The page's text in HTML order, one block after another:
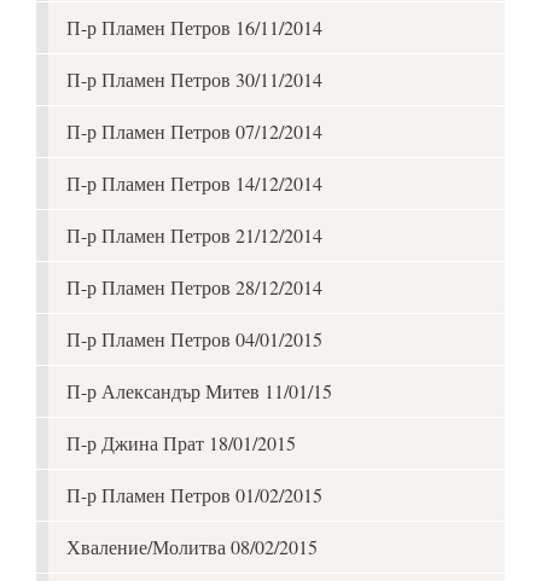
П-р Пламен Петров 16/11/2014
П-р Пламен Петров 30/11/2014
П-р Пламен Петров 07/12/2014
П-р Пламен Петров 14/12/2014
П-р Пламен Петров 21/12/2014
П-р Пламен Петров 28/12/2014
П-р Пламен Петров 04/01/2015
П-р Александър Митев 11/01/15
П-р Джина Прат 18/01/2015
П-р Пламен Петров 01/02/2015
Хваление/Молитва 08/02/2015